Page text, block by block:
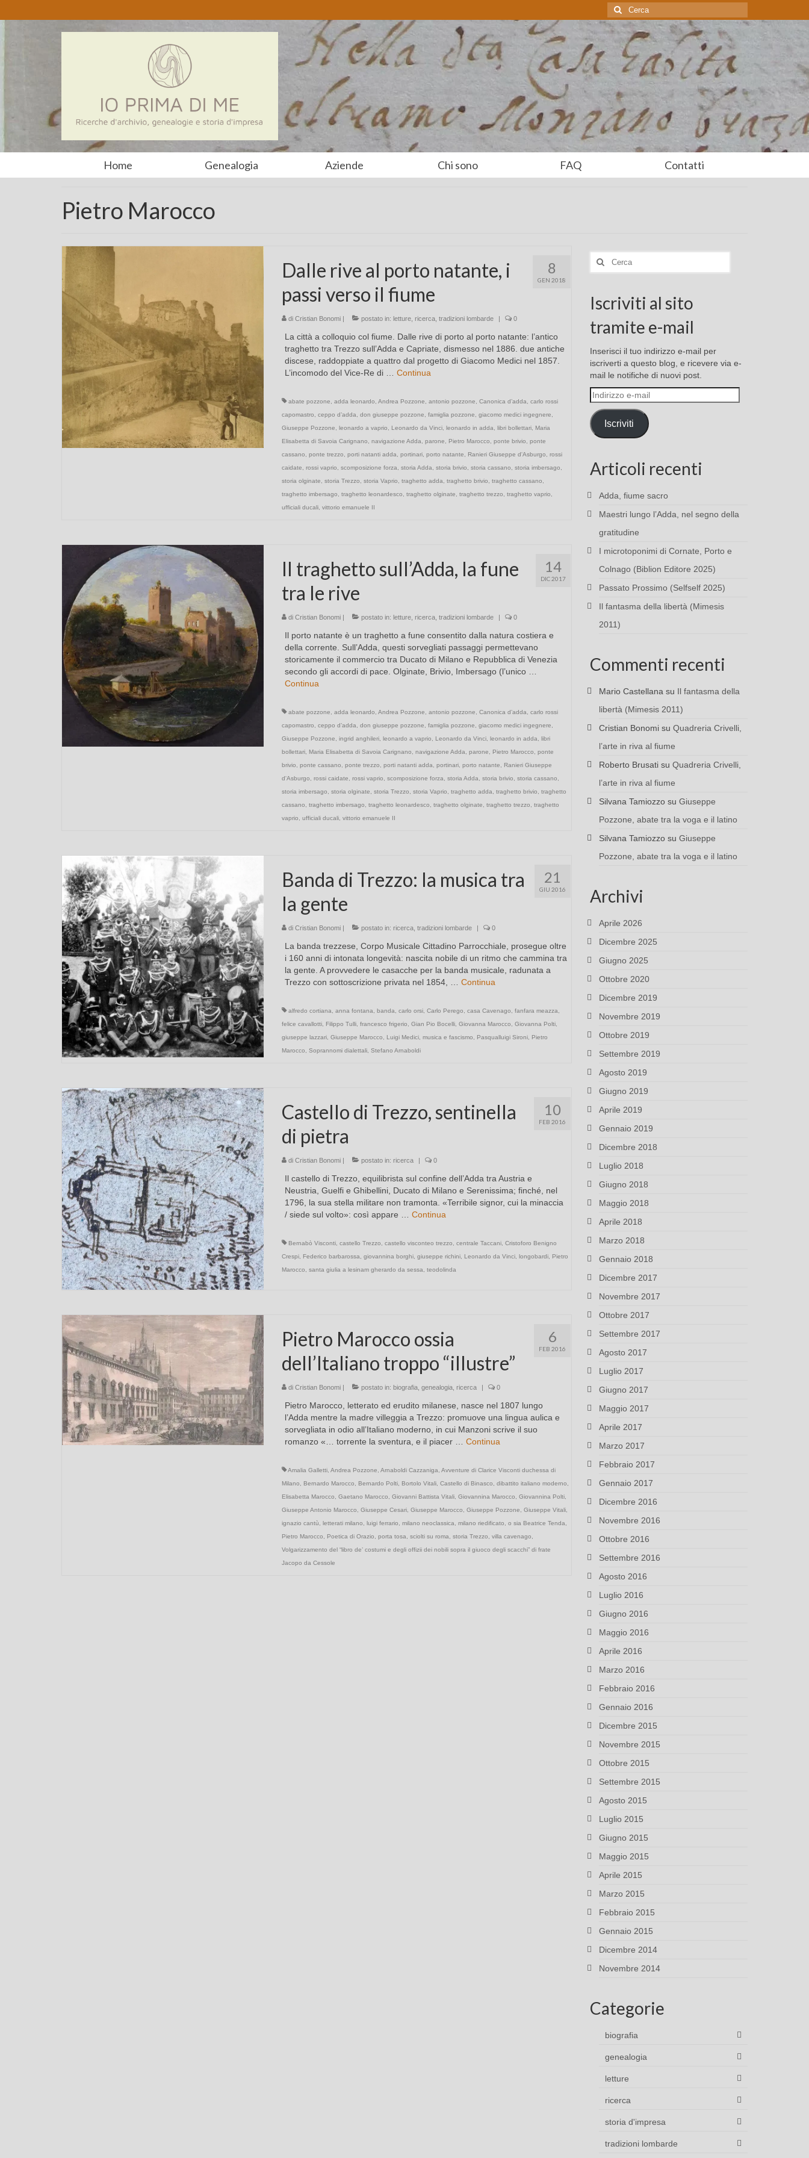
Cerca:
Home Genealogia Aziende Chi sono FAQ Contatti
Pietro Marocco
8
GEN 2018
Dalle rive al porto natante, i
passi verso il fiume
di Cristian Bonomi| postato in: letture, ricerca, tradizioni lombarde | 0
La città a colloquio col fiume. Dalle rive di porto al porto natante: l’antico
traghetto tra Trezzo sull’Adda e Capriate, dismesso nel 1886. due antiche
discese, raddoppiate a quattro dal progetto di Giacomo Medici nel 1857.
L’incomodo del Vice-Re di … Continua
abate pozzone adda leonardo Andrea Pozzone antonio pozzone Canonica d’adda
carlo rossi
capomastro
ceppo d’adda don giuseppe pozzone famiglia pozzone giacomo medici ingegnere
Giuseppe Pozzone
leonardo a vaprio Leonardo da Vinci, leonardo in adda libri bollettari,
Maria
Elisabetta di Savoia Carignano
navigazione Adda parone Pietro Marocco ponte brivio
ponte
cassano
ponte trezzo porti natanti adda portinari, porto natante Ranieri Giuseppe d'Asburgo
rossi
caidate
rossi vaprio scomposizione forza storia Adda storia brivio storia cassano storia imbersago
storia olginate
storia Trezzo storia Vaprio traghetto adda traghetto brivio traghetto cassano
traghetto imbersago
traghetto leonardesco traghetto olginate traghetto trezzo traghetto vaprio
ufficiali ducali, vittorio emanuele II
14
DIC 2017
Il traghetto sull’Adda, la fune
tra le rive
di Cristian Bonomi| postato in: letture, ricerca, tradizioni lombarde | 0
Il porto natante è un traghetto a fune consentito dalla natura costiera e
della corrente. Sull’Adda, questi sorvegliati passaggi permettevano
storicamente il commercio tra Ducato di Milano e Repubblica di Venezia
secondo gli accordi di pace. Olginate, Brivio, Imbersago (l’unico …
Continua
abate pozzone adda leonardo Andrea Pozzone antonio pozzone Canonica d’adda
carlo rossi
capomastro
ceppo d’adda don giuseppe pozzone famiglia pozzone giacomo medici ingegnere
Giuseppe Pozzone
ingrid anghileri, leonardo a vaprio Leonardo da Vinci, leonardo in adda
libri
bollettari, Maria Elisabetta di Savoia Carignano navigazione Adda parone Pietro Marocco
ponte
brivio
ponte cassano ponte trezzo porti natanti adda portinari, porto natante
Ranieri Giuseppe
d'Asburgo
rossi caidate rossi vaprio scomposizione forza storia Adda storia brivio storia cassano
storia imbersago
storia olginate storia Trezzo storia Vaprio traghetto adda traghetto brivio
traghetto
cassano
traghetto imbersago traghetto leonardesco traghetto olginate traghetto trezzo
traghetto
vaprio
ufficiali ducali, vittorio emanuele II
21
GIU 2016
Banda di Trezzo: la musica tra
la gente
di Cristian Bonomi| postato in: ricerca, tradizioni lombarde | 0
La banda trezzese, Corpo Musicale Cittadino Parrocchiale, prosegue oltre
i 160 anni di intonata longevità: nascita nobile di un ritmo che cammina tra
la gente. A provvedere le casacche per la banda musicale, radunata a
Trezzo con sottoscrizione privata nel 1854, … Continua
alfredo cortiana anna fontana banda carlo orsi, Carlo Perego casa Cavenago fanfara meazza
felice cavallotti, Filippo Tulli, francesco frigerio Gian Pio Bocelli, Giovanna Marocco Giovanna Polti,
giuseppe lazzari, Giuseppe Marocco Luigi Medici, musica e fascismo Pasqualluigi Sironi,
Pietro
Marocco
Soprannomi dialettali, Stefano Arnaboldi
10
FEB 2016
Castello di Trezzo, sentinella
di pietra
di Cristian Bonomi| postato in: ricerca | 0
Il castello di Trezzo, equilibrista sul confine dell’Adda tra Austria e
Neustria, Guelfi e Ghibellini, Ducato di Milano e Serenissima; finché, nel
1796, la sua stella militare non tramonta. «Terribile signor, cui la minaccia
/ siede sul volto»: così appare … Continua
Bernabò Visconti, castello Trezzo castello visconteo trezzo centrale Taccani, Cristoforo Benigno
Crespi, Federico barbarossa giovannina borghi, giuseppe richini, Leonardo da Vinci, longobardi,
Pietro
Marocco
santa giulia a lesinam gherardo da sessa teodolinda
6
FEB 2016
Pietro Marocco ossia
dell’Italiano troppo “illustre”
di Cristian Bonomi| postato in: biografia, genealogia, ricerca | 0
Pietro Marocco, letterato ed erudito milanese, nasce nel 1807 lungo
l’Adda mentre la madre villeggia a Trezzo: promuove una lingua aulica e
sorvegliata in odio all’Italiano moderno, in cui Manzoni scrive il suo
romanzo «… torrente la sventura, e il piacer … Continua
Amalia Galletti, Andrea Pozzone Arnaboldi Cazzaniga Avventure di Clarice Visconti duchessa di
Milano
Bernardo Marocco Bernardo Polti, Bortolo Vitali, Castello di Binasco dibattito italiano moderno
Elisabetta Marocco
Gaetano Marocco Giovanni Battista Vitali, Giovannina Marocco Giovannina Polti,
Giuseppe Antonio Marocco
Giuseppe Cesari, Giuseppe Marocco Giuseppe Pozzone Giuseppe Vitali,
ignazio cantù
letterati milano luigi ferrario milano neoclassica milano riedificato o sia Beatrice Tenda
Pietro Marocco
Poetica di Orazio porta tosa sciolti su roma storia Trezzo villa cavenago
Volgarizzamento del “libro de’ costumi e degli offizii dei nobili sopra il giuoco degli scacchi” di frate
Jacopo da Cessole
Cerca:
Iscriviti al sito
tramite e-mail
Inserisci il tuo indirizzo e-mail per
iscriverti a questo blog, e ricevere via e-
mail le notifiche di nuovi post.
Indirizzo
e-
mail
Iscriviti
Articoli recenti
Adda, fiume sacro
Maestri lungo l’Adda, nel segno della
gratitudine
I microtoponimi di Cornate, Porto e
Colnago (Biblion Editore 2025)
Passato Prossimo (Selfself 2025)
Il fantasma della libertà (Mimesis
2011)
Commenti recenti
Mario Castellana su Il fantasma della
libertà (Mimesis 2011)
Cristian Bonomisu Quadreria Crivelli,
l’arte in riva al fiume
Roberto Brusatisu Quadreria Crivelli,
l’arte in riva al fiume
Silvana Tamiozzosu Giuseppe
Pozzone, abate tra la voga e il latino
Silvana Tamiozzosu Giuseppe
Pozzone, abate tra la voga e il latino
Archivi
Aprile 2026
Dicembre 2025
Giugno 2025
Ottobre 2020
Dicembre 2019
Novembre 2019
Ottobre 2019
Settembre 2019
Agosto 2019
Giugno 2019
Aprile 2019
Gennaio 2019
Dicembre 2018
Luglio 2018
Giugno 2018
Maggio 2018
Aprile 2018
Marzo 2018
Gennaio 2018
Dicembre 2017
Novembre 2017
Ottobre 2017
Settembre 2017
Agosto 2017
Luglio 2017
Giugno 2017
Maggio 2017
Aprile 2017
Marzo 2017
Febbraio 2017
Gennaio 2017
Dicembre 2016
Novembre 2016
Ottobre 2016
Settembre 2016
Agosto 2016
Luglio 2016
Giugno 2016
Maggio 2016
Aprile 2016
Marzo 2016
Febbraio 2016
Gennaio 2016
Dicembre 2015
Novembre 2015
Ottobre 2015
Settembre 2015
Agosto 2015
Luglio 2015
Giugno 2015
Maggio 2015
Aprile 2015
Marzo 2015
Febbraio 2015
Gennaio 2015
Dicembre 2014
Novembre 2014
Categorie
biografia
genealogia
letture
ricerca
storia d'impresa
tradizioni lombarde